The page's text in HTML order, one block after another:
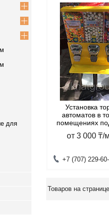
Установка
автоматов в
помещениях
от 3 000 ₸/
+7 (707) 229-
для